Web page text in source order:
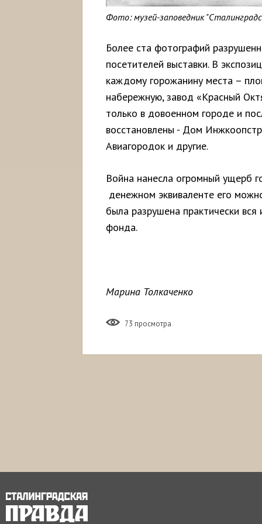
Фото: музей-заповедник
Более ста фотографий
посетителей выставки. В
каждому горожанину места –
набережную, завод «Красный
только в довоенном городе и
восстановлены - Дом
Авиагородок и другие.
Война нанесла огромный ущерб
денежном эквиваленте его
была разрушена практически
фонда.
Марина Толкаченко
73 просмотра